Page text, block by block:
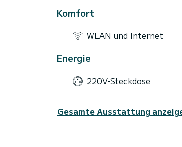
Komfort
WLAN und Internet
Energie
220V-Steckdose
Gesamte Ausstattung